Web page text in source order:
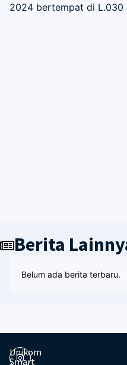
2024 bertempat di L.030
Berita
Belum ada berita terbaru.
Unikom
Smart